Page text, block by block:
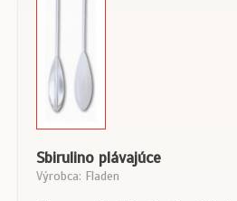
Sbirulino plávajúce
Výrobca: Fladen